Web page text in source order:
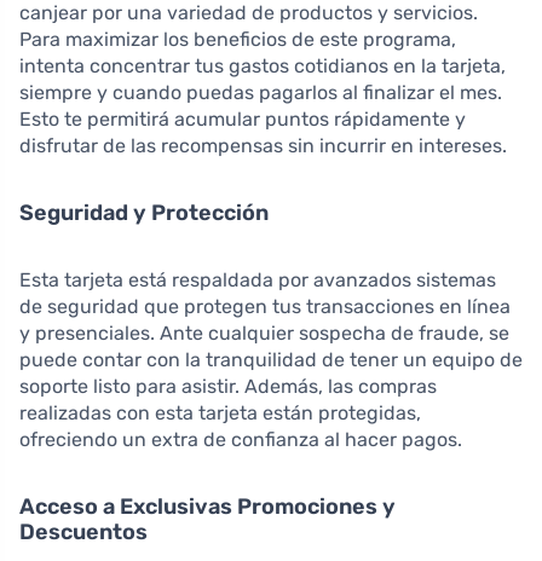
canjear por una variedad de productos y servicios.
Para maximizar los beneficios de este programa,
intenta concentrar tus gastos cotidianos en la tarjeta,
siempre y cuando puedas pagarlos al finalizar el mes.
Esto te permitirá acumular puntos rápidamente y
disfrutar de las recompensas sin incurrir en intereses.
Seguridad y Protección
Esta tarjeta está respaldada por avanzados sistemas
de seguridad que protegen tus transacciones en línea
y presenciales. Ante cualquier sospecha de fraude, se
puede contar con la tranquilidad de tener un equipo de
soporte listo para asistir. Además, las compras
realizadas con esta tarjeta están protegidas,
ofreciendo un extra de confianza al hacer pagos.
Acceso a Exclusivas Promociones y
Descuentos